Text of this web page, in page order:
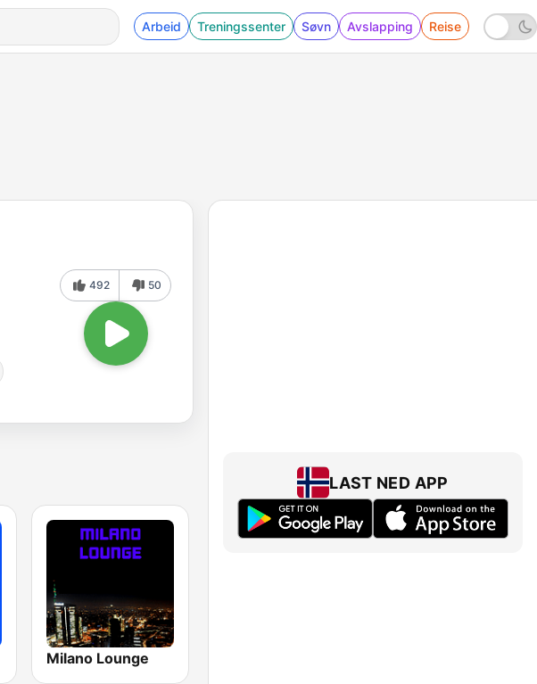
Arbeid Treningssenter Søvn Avslapping Reise
492 50
Milano Lounge
LAST NED APP